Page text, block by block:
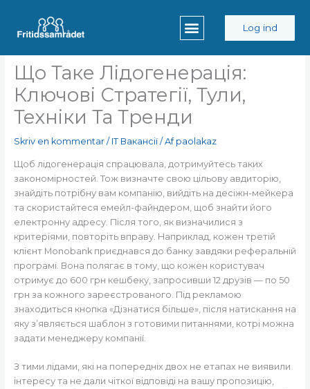
indholdet
Log ind
Що Таке Лідогенерація:
Ключові Стратегії, Тули,
Техніки Та Тренди
Skriv en kommentar / IT Вакансії/ Af paolakaz
Щоб лідогенерація спрацювала, дотримуйтесь таких
закономірностей. Тож визначте свою цільову авдиторію,
знайдіть потрібну вам компанію, вийдіть на десіжн-мейкера
та скористайтеся емейл-файндером, щоб знайти його
електронну адресу. Після того, як визначилися з
критеріями, повторіть вправу. Наприклад, кожен третій
клієнт Monobank приєднався до банку завдяки реферальній
програмі. Вона полягає в тому, що кожен користувач
отримує до 600 грн кешбеку, запросивши 12 друзів — по 50
грн за кожного зареєстрованого. Під рекламою
знаходиться кнопка «Дізнатися більше», після натискання на
яку з’являється шаблон з готовими питаннями, котрі можна
задати менеджеру компанії.
З тими лідами, які на попередніх двох не етапах не виявили
інтересу та не дали чіткої відповіді на вашу пропозицію,